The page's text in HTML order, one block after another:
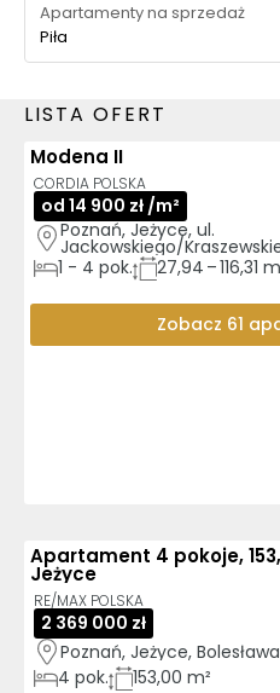
Apartamenty na sprzedaż
Piła
LISTA OFERT
3D AI
Modena II
CORDIA POLSKA
od 14 900 zł /m²
Poznań, Jeżyce, ul.
Jackowskiego/
1 - 4 pok. 27,94 – 116,31
Zobacz 61
Apartament 4 pokoje,
Jeżyce
RE/MAX POLSKA
2 369 000 zł
Poznań, Jeżyce,
4 pok. 153,00 m²